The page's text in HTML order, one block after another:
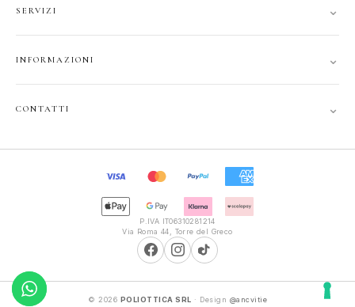
JUNIOR
GIFT CARD
SERVIZI ⌄
SPEDIZIONI
RECESSO
INFORMAZIONI ⌄
CONTATTI ⌄
9:30–13:00, 16:00–20:00
P.IVA IT06310281214
Via Roma 44, Torre del Greco
© 2026 POLIOTTICA SRL · Design @ancvitie